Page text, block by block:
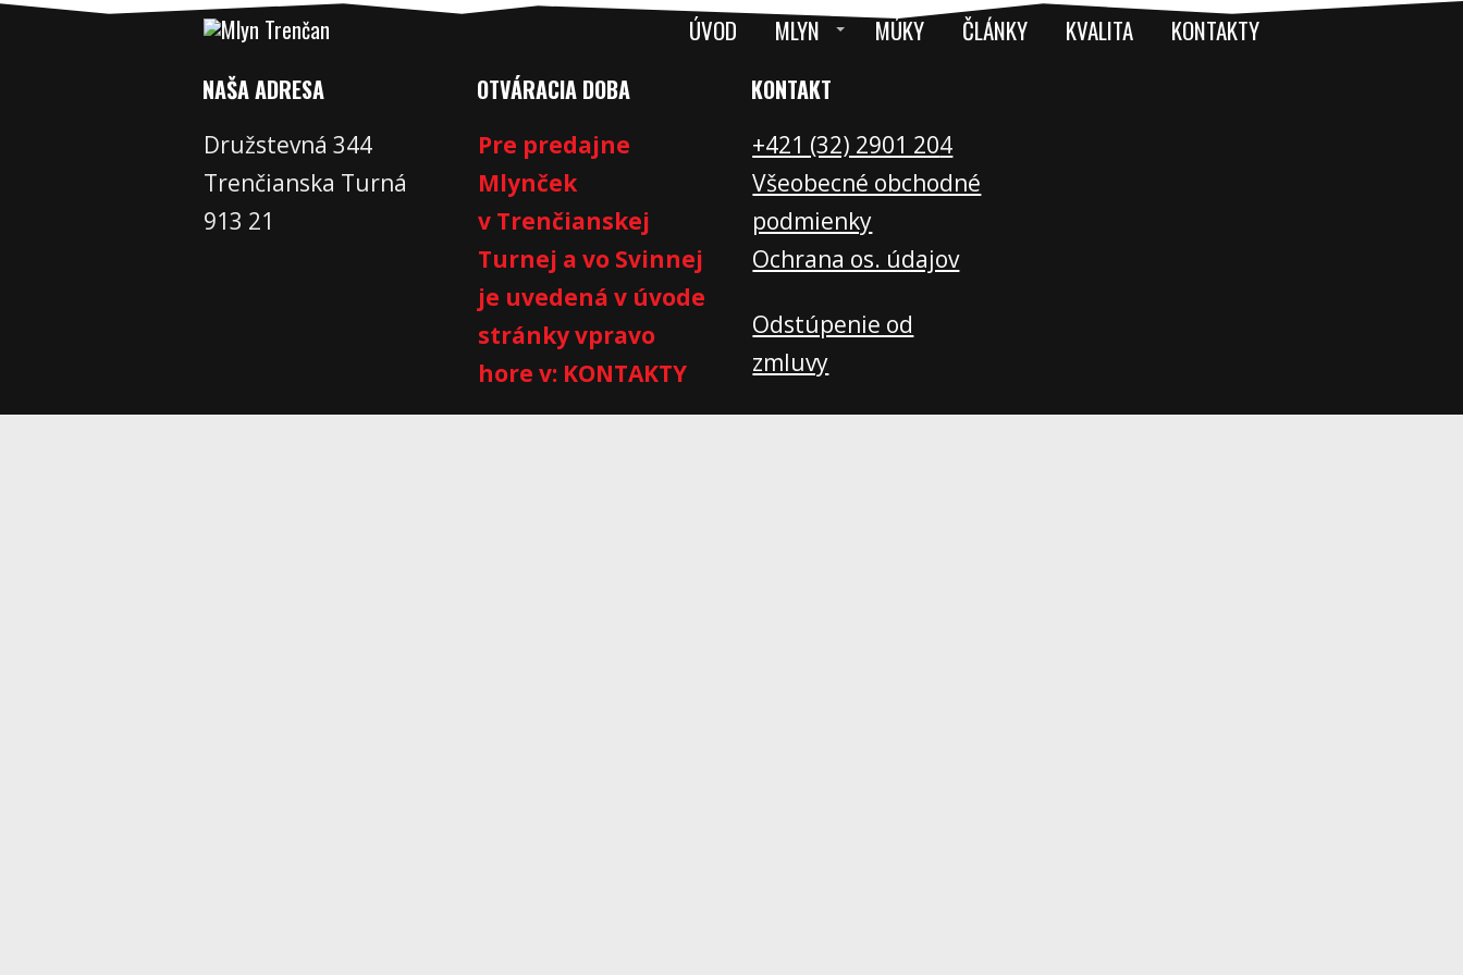
ÚVOD MLYN MÚKY ČLÁNKY KVALITA KONTAKTY
NAŠA ADRESA
Družstevná 344
Trenčianska Turná
913 21
OTVÁRACIA DOBA
Pre predajne
Mlynček
v Trenčianskej
Turnej a vo Svinnej
je uvedená v úvode
stránky vpravo
hore v: KONTAKTY
KONTAKT
+421 (32) 2901 204
Všeobecné obchodné
podmienky
Ochrana os. údajov
Odstúpenie od
zmluvy